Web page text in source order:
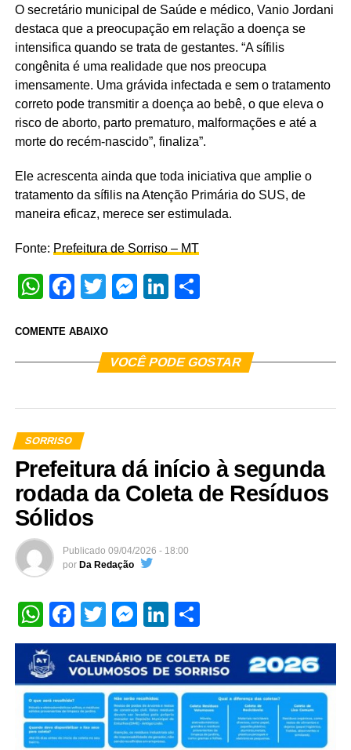
O secretário municipal de Saúde e médico, Vanio Jordani
destaca que a preocupação em relação a doença se
intensifica quando se trata de gestantes. “A sífilis
congênita é uma realidade que nos preocupa
imensamente. Uma grávida infectada e sem o tratamento
correto pode transmitir a doença ao bebê, o que eleva o
risco de aborto, parto prematuro, malformações e até a
morte do recém-nascido”, finaliza”.
Ele acrescenta ainda que toda iniciativa que amplie o
tratamento da sífilis na Atenção Primária do SUS, de
maneira eficaz, merece ser estimulada.
Fonte: Prefeitura de Sorriso – MT
WhatsApp
Facebook
TwitterMessenger
LinkedIn
COMENTE ABAIXO
VOCÊ PODE GOSTAR
SORRISO
Prefeitura dá início à segunda
rodada da Coleta de Resíduos
Sólidos
Publicado 09/04/2026 - 18:00
por Da Redação
WhatsApp
Facebook
TwitterMessenger
LinkedIn